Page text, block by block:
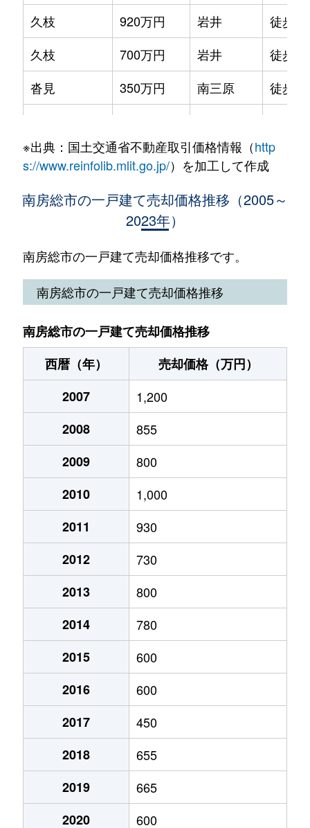
久枝
920万円 岩井
徒歩
久枝
700万円 岩井
徒歩
沓見
350万円 南三原
徒歩
白浜町乙浜
950万円 館山
徒歩2
500万円
白浜町滝口
1,300万円 館山
白浜町滝口
3,800万円 館山
高崎
3,000万円 岩井
徒歩
高崎
320万円 岩井
徒歩
3,500万円
300万円
千倉町北朝夷
400万円
千倉町北朝夷
200万円
千倉町白子
50万円
千倉町白子
480万円
千倉町白間津
20,000万円
千倉町瀬戸
3,200万円
千倉町南朝夷
380万円
富浦町居倉
220万円
富浦町豊岡
130万円
※出典：国土交通省不動産取引価格情報（http
s://www.reinfolib.mlit.go.jp/）を加工して作成
南房総市の一戸建て売却価格推移（2005～
2023年）
南房総市の一戸建て売却価格推移です。
南房総市の一戸建て売却価格推移
南房総市の一戸建て売却価格推移
西暦（年）
売却価格（万円）
2007
1,200
2008
855
2009
800
2010
1,000
2011
930
2012
730
2013
800
2014
780
2015
600
2016
600
2017
450
2018
655
2019
665
2020
600